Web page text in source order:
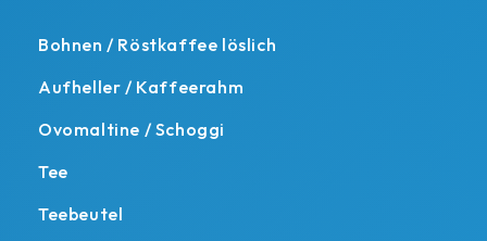
Bohnen / Röstkaffee löslich
Aufheller / Kaffeerahm
Ovomaltine / Schoggi
Tee
Teebeutel